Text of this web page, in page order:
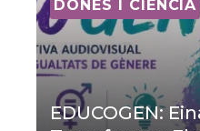
DONES I CIÈNCIA
EDUCOGEN: